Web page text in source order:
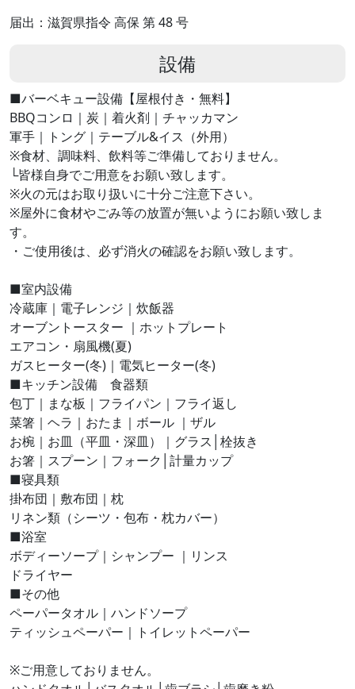
届出：滋賀県指令 高保 第 48 号
設備
■バーベキュー設備【屋根付き・無料】
BBQコンロ｜炭｜着火剤｜チャッカマン
軍手｜トング｜テーブル&イス（外用）
※食材、調味料、飲料等ご準備しておりません。
└皆様自身でご用意をお願い致します。
※火の元はお取り扱いに十分ご注意下さい。
※屋外に食材やごみ等の放置が無いようにお願い致しま
す。
・ご使用後は、必ず消火の確認をお願い致します。
■室内設備
冷蔵庫｜電子レンジ｜炊飯器
オーブントースター ｜ホットプレート
エアコン・扇風機(夏)
ガスヒーター(冬)｜電気ヒーター(冬)
■キッチン設備 食器類
包丁｜まな板｜フライパン｜フライ返し
菜箸｜ヘラ｜おたま｜ボール ｜ザル
お椀｜お皿（平皿・深皿）｜グラス│栓抜き
お箸｜スプーン｜フォーク│計量カップ
■寝具類
掛布団｜敷布団｜枕
リネン類（シーツ・包布・枕カバー）
■浴室
ボディーソープ｜シャンプー ｜リンス
ドライヤー
■その他
ペーパータオル｜ハンドソープ
ティッシュペーパー｜トイレットペーパー
※ご用意しておりません。